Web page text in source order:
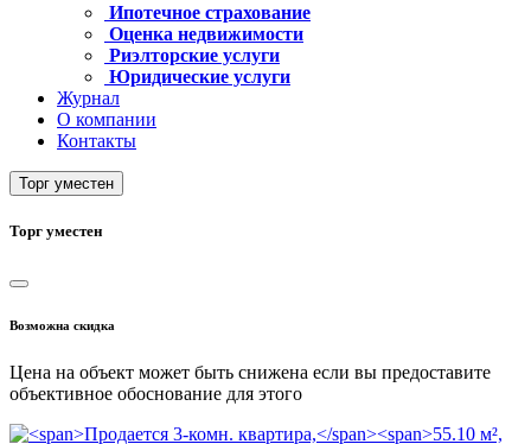
Ипотечное страхование
Оценка недвижимости
Риэлторские услуги
Юридические услуги
Журнал
О компании
Контакты
Торг уместен
Торг уместен
Возможна скидка
Цена на объект может быть снижена если вы предоставите
объективное обоснование для этого